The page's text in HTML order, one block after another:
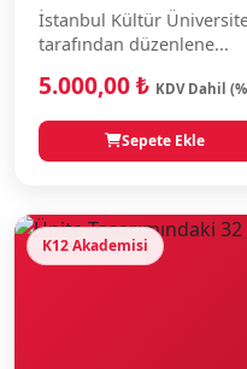
İstanbul Kültür
tarafından düzenlene...
5.000,00 ₺ KDV Dahil
Sepete Ekle
K12 Akademisi